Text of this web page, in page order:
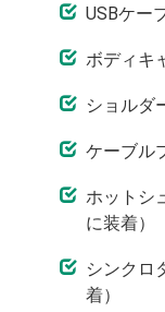
USBケー
ボディキ
ショルダ
ケーブル
ホットシ
に装着）
シンクロ
着）